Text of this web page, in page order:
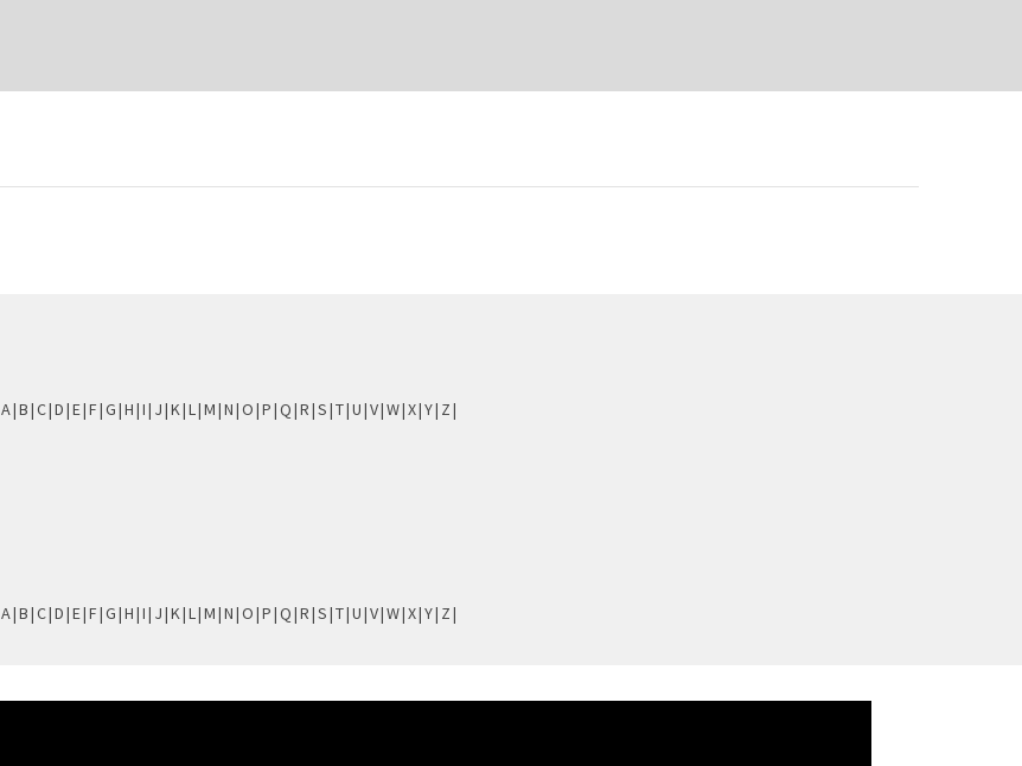
A|B|C|D|E|F|G|H|I| J|K|L|M|N|O|P|Q|R|S|T|U|V|W|X|Y| Z|
A|B|C|D|E|F|G|H|I| J|K|L|M|N|O|P|Q|R|S|T|U|V|W|X|Y| Z|